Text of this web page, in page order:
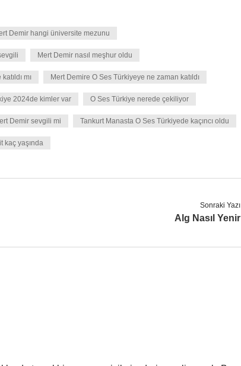
Demir hangi üniversite mezunu
Mert Demir nasıl meşhur oldu
mı Mert Demire O Ses Türkiyeye ne zaman katıldı
2024de kimler var O Ses Türkiye nerede çekiliyor
Demir sevgili mi Tankurt Manasta O Ses Türkiyede kaçıncı oldu
kaç yaşında
Sonraki Yazı
Alg Nasıl Yenir